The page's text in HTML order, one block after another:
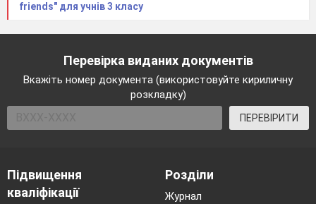
friends" для учнів 3 класу
Перевірка виданих документів
Вкажіть номер документа (використовуйте кириличну
розкладку)
ПЕРЕВІРИТИ
Підвищення
кваліфікації
Розділи
Журнал